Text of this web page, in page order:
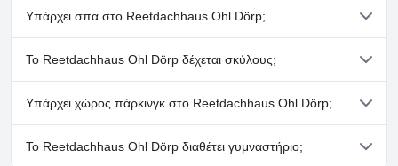
Όχι, το Reetdachhaus Ohl Dörp δεν διαθέτει πισίνα.
Υπάρχει σπα στο Reetdachhaus Ohl Dörp;
Όχι, το Reetdachhaus Ohl Dörp δεν διαθέτει σπα.
Το Reetdachhaus Ohl Dörp δέχεται σκύλους;
Όχι, το Reetdachhaus Ohl Dörp δεν δέχεται σκύλους.
Υπάρχει χώρος πάρκινγκ στο Reetdachhaus Ohl Dörp;
Ναι, υπάρχουν εγκαταστάσεις πάρκινγκ στο Reetdachhaus Ohl
Dörp.
Το Reetdachhaus Ohl Dörp διαθέτει γυμναστήριο;